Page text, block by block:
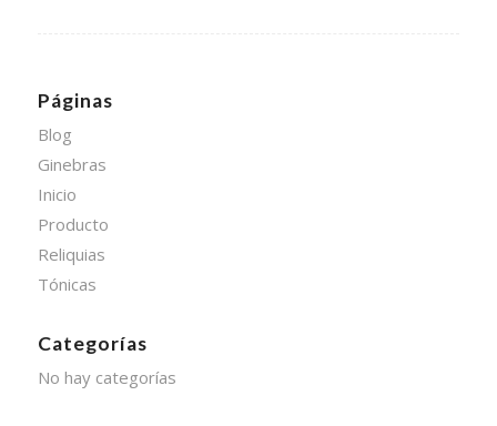
Páginas
Blog
Ginebras
Inicio
Producto
Reliquias
Tónicas
Categorías
No hay categorías